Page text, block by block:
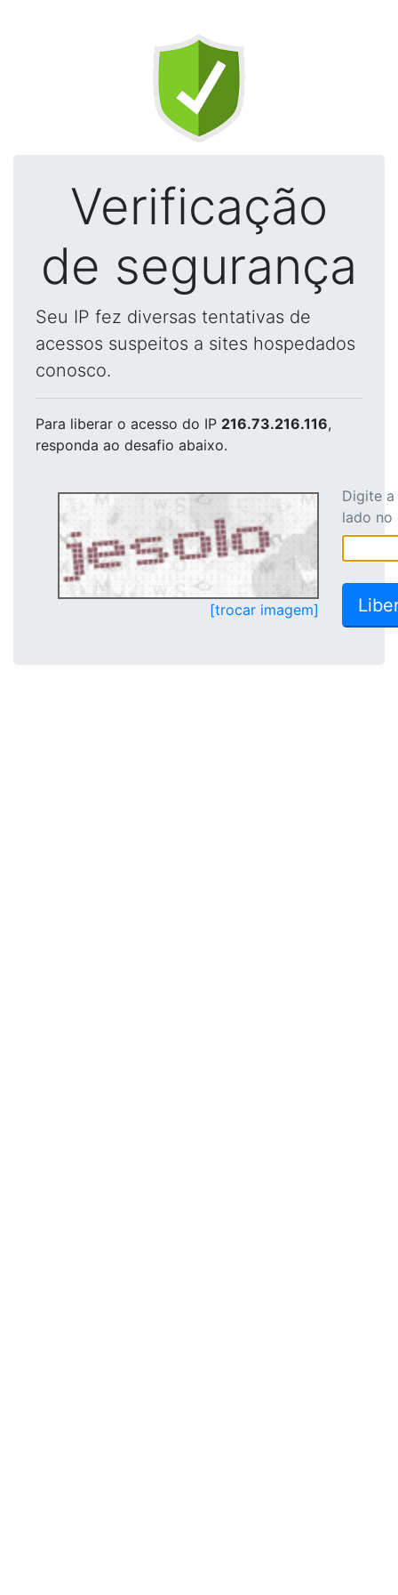
Verificação
de segurança
Seu IP fez diversas tentativas de
acessos suspeitos a sites hospedados
conosco.
Para liberar o acesso do IP 216.73.216.116,
responda ao desafio abaixo.
[trocar imagem]
Digite
lado no